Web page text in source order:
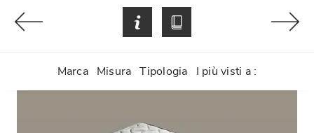
Marca Misura Tipologia I più visti a :